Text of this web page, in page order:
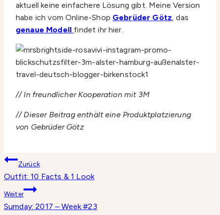
aktuell keine einfachere Lösung gibt. Meine Version
habe ich vom Online-Shop Gebrüder Götz, das
genaue Modell findet ihr hier.
// In freundlicher Kooperation mit 3M
// Dieser Beitrag enthält eine Produktplatzierung
von Gebrüder Götz
Beitragsnavigation
Zurück
Outfit: 10 Facts & 1 Look
Weiter
Sumday: 2017 – Week #23